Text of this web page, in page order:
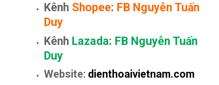
Kênh Shopee: FB Nguyễn Tuấn
Duy
Kênh Lazada: FB Nguyễn Tuấn
Duy
Website: dienthoaivietnam.com